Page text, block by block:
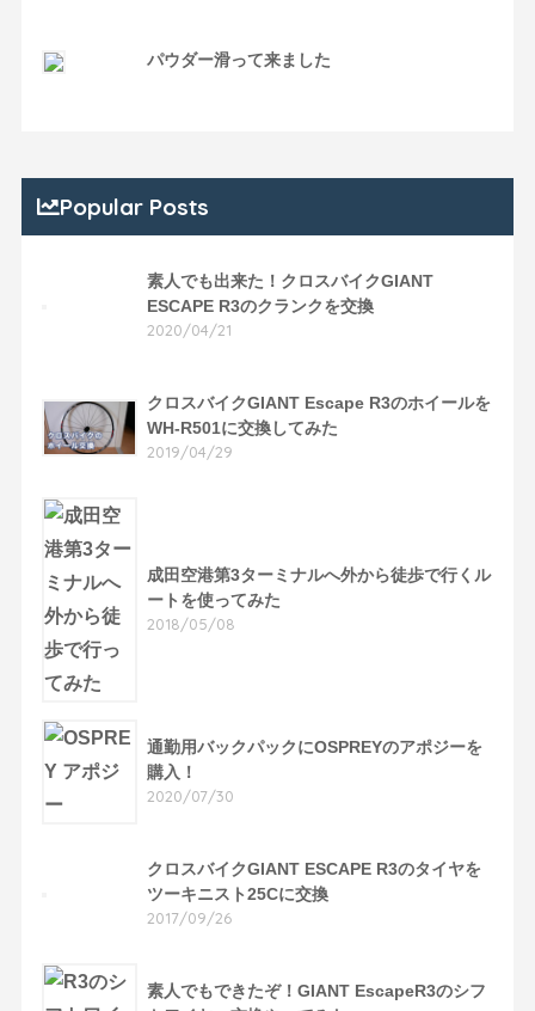
パウダー滑って来ました
Popular Posts
素人でも出来た！クロスバイクGIANT
ESCAPE R3のクランクを交換
2020/04/21
クロスバイクGIANT Escape R3のホイールを
WH-R501に交換してみた
2019/04/29
成田空港第3ターミナルへ外から徒歩で行くル
ートを使ってみた
2018/05/08
通勤用バックパックにOSPREYのアポジーを
購入！
2020/07/30
クロスバイクGIANT ESCAPE R3のタイヤを
ツーキニスト25Cに交換
2017/09/26
素人でもできたぞ！GIANT EscapeR3のシフ